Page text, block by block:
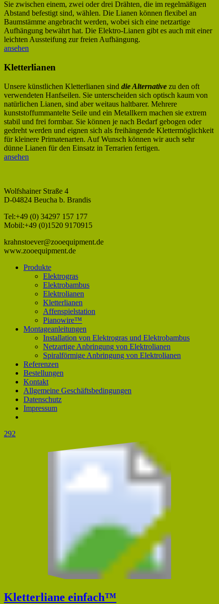
Sie zwischen einem, zwei oder drei Drähten, die im regelmäßigen
Abstand befestigt sind, wählen. Die Lianen können flexibel an
Baumstämme angebracht werden, wobei sich eine netzartige
Aufhängung bewährt hat. Die Elektro-Lianen gibt es auch mit einer
leichten Aussteifung zur freien Aufhängung.
ansehen
Kletterlianen
Unsere künstlichen Kletterlianen sind die Alternative zu den oft
verwendeten Hanfseilen. Sie unterscheiden sich optisch kaum von
natürlichen Lianen, sind aber weitaus haltbarer. Mehrere
kunststoffummantelte Seile und ein Metallkern machen sie extrem
stabil und frei formbar. Sie können je nach Bedarf gebogen oder
gedreht werden und eignen sich als freihängende Klettermöglichkeit
für kleinere Primatenarten. Auf Wunsch können wir auch sehr
dünne Lianen für den Einsatz in Terrarien fertigen.
ansehen
Wolfshainer Straße 4
D-04824 Beucha b. Brandis
Tel:+49 (0) 34297 157 177
Mobil:+49 (0)1520 9170915
krahnstoever@zooequipment.de
www.zooequipment.de
Produkte
Elektrogras
Elektrobambus
Elektrolianen
Kletterlianen
Affenspielstation
Pianowire™
Montageanleitungen
Installation von Elektrogras und Elektrobambus
Netzartige Anbringung von Elektrolianen
Spiralförmige Anbringung von Elektrolianen
Referenzen
Bestellungen
Kontakt
Allgemeine Geschäftsbedingungen
Datenschutz
Impressum
292
Kletterliane einfach™